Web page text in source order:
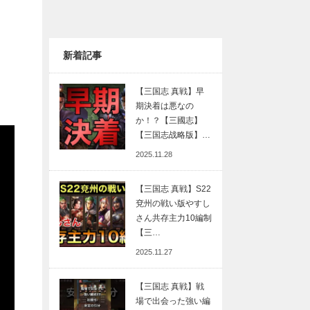
新着記事
【三国志 真戦】早
期決着は悪なの
か！？【三國志】
【三国志战略版】…
2025.11.28
【三国志 真戦】S22
兗州の戦い版やすし
さん共存主力10編制
【三…
2025.11.27
【三国志 真戦】戦
場で出会った強い編